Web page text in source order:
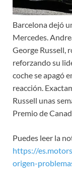
Barcelona dejó
Mercedes.
George Russell,
reforzando su
coche se apagó
reacción.
Russell unas
Premio de
Puedes leer la
https://
origen-